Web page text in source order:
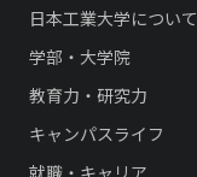
日本工業大学について
学部・大学院
教育力・研究力
キャンパスライフ